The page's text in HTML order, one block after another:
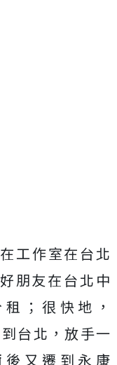
工作室在台北
朋友在台北中
；很快地，
台北，放手一
又遷到永康